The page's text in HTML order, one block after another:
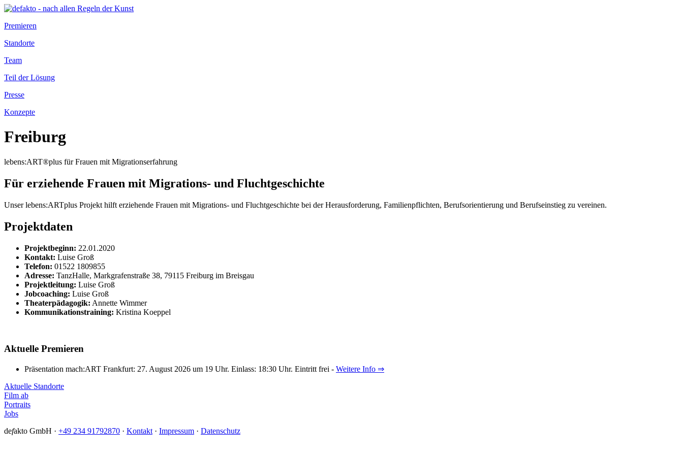
Premieren
Standorte
Team
Teil der Lösung
Presse
Konzepte
Freiburg
lebens:ART®plus für Frauen mit Migrationserfahrung
Für erziehende Frauen mit Migrations- und Fluchtgeschichte
Unser lebens:ARTplus Projekt hilft erziehende Frauen mit Migrations- und Fluchtgeschichte bei der Herausforderung, Familienpflichten, Berufsorientierung und Berufseinstieg zu vereinen.
Projektdaten
Projektbeginn: 22.01.2020
Kontakt: Luise Groß
Telefon: 01522 1809855
Adresse: TanzHalle, Markgrafenstraße 38, 79115 Freiburg im Breisgau
Projektleitung: Luise Groß
Jobcoaching: Luise Groß
Theaterpädagogik: Annette Wimmer
Kommunikationstraining: Kristina Koeppel
Aktuelle Premieren
Präsentation mach:ART Frankfurt: 27. August 2026 um 19 Uhr. Einlass: 18:30 Uhr. Eintritt frei - Weitere Info ⇒
Aktuelle Standorte
Film ab
Portraits
Jobs
defakto GmbH · +49 234 91792870 · Kontakt · Impressum · Datenschutz